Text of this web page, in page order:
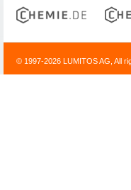
© 1997-2026 LUMITOS AG, All